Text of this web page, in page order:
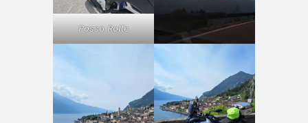
Passo Rolle